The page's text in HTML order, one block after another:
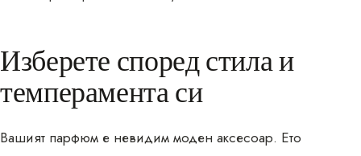
Изберете според стила и
темперамента си
Вашият парфюм е невидим моден аксесоар. Ето